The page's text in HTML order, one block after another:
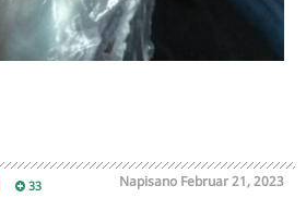
33 Napisano Februar 21, 2023